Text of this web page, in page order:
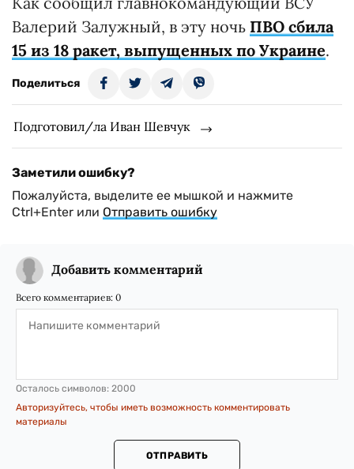
Валерий Залужный, в эту ночь ПВО сбила
15 из 18 ракет, выпущенных по Украине.
Поделиться
Подготовил/ла Иван Шевчук
Заметили ошибку?
Пожалуйста, выделите ее мышкой и нажмите
Ctrl+Enter или Отправить ошибку
Добавить комментарий
Всего комментариев: 0
Осталось символов: 2000
Авторизуйтесь, чтобы иметь возможность комментировать
материалы
ОТПРАВИТЬ